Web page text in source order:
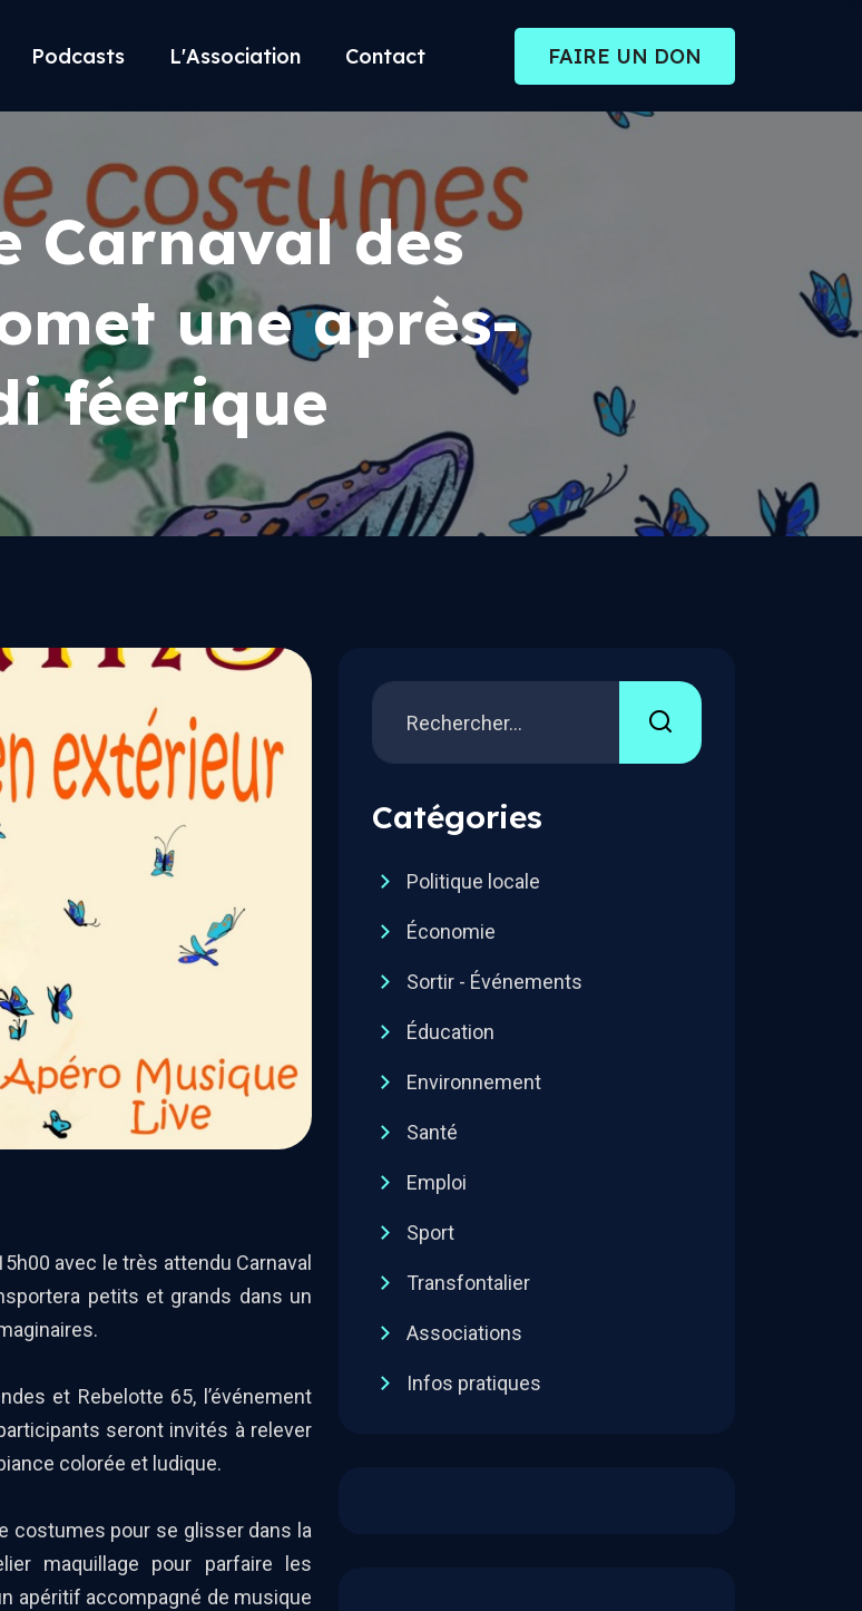
Podcasts L'Association Contact FAIRE UN DON
Carnaval des
une après-
féerique
avec le très attendu Carnaval
petits et grands dans un
et Rebelotte 65, l’événement
seront invités à relever
colorée et ludique.
pour se glisser dans la
maquillage pour parfaire les
apéritif accompagné de musique
Catégories
Politique locale
Économie
Sortir - Événements
Éducation
Environnement
Santé
Emploi
Sport
Transfontalier
Associations
Infos pratiques